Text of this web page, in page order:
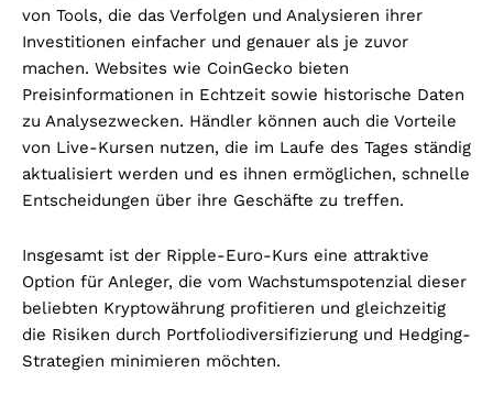
von Tools, die das Verfolgen und Analysieren ihrer
Investitionen einfacher und genauer als je zuvor
machen. Websites wie CoinGecko bieten
Preisinformationen in Echtzeit sowie historische Daten
zu Analysezwecken. Händler können auch die Vorteile
von Live-Kursen nutzen, die im Laufe des Tages ständig
aktualisiert werden und es ihnen ermöglichen, schnelle
Entscheidungen über ihre Geschäfte zu treffen.
Insgesamt ist der Ripple-Euro-Kurs eine attraktive
Option für Anleger, die vom Wachstumspotenzial dieser
beliebten Kryptowährung profitieren und gleichzeitig
die Risiken durch Portfoliodiversifizierung und Hedging-
Strategien minimieren möchten.